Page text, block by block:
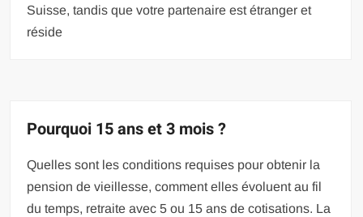
Suisse, tandis que votre partenaire est étranger et
réside
Pourquoi 15 ans et 3 mois ?
Quelles sont les conditions requises pour obtenir la
pension de vieillesse, comment elles évoluent au fil
du temps, retraite avec 5 ou 15 ans de cotisations. La